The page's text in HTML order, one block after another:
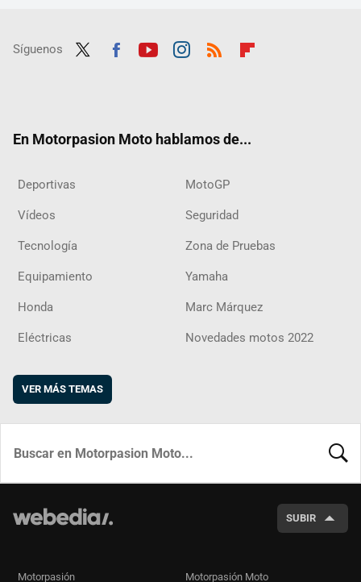
Síguenos
En Motorpasion Moto hablamos de...
Deportivas MotoGP
Vídeos Seguridad
Tecnología Zona de Pruebas
Equipamiento Yamaha
Honda Marc Márquez
Eléctricas Novedades motos 2022
VER MÁS TEMAS
SUBIR
Motorpasión Motorpasión Moto